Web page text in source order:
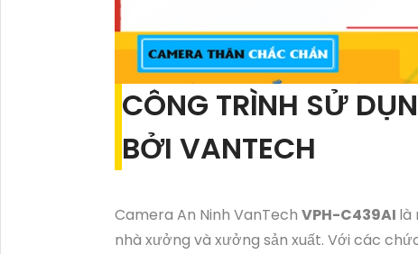
CÔNG TRÌNH SỬ
BỞI VANTECH
Camera An Ninh VanTech VPH-C439AI là
nhà xưởng và xưởng sản xuất. Với các